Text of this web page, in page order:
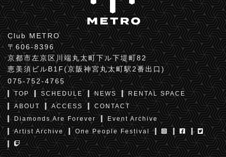
Club METRO
〒606-8396
京都市左京区川端丸太町下ル下堤町82
恵美須ビルB1F(京阪神宮丸太町駅2番出口)
075-752-4765
TOP SCHEDULE NEWS
RENTAL SPACE
ABOUT
ACCESS
CONTACT
Diamonds Are Forever
Event Archive
Artist Archive
One People Festival